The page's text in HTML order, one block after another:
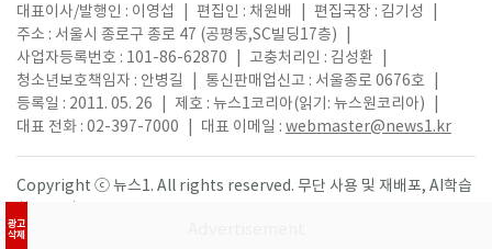
광고
삭제
대표이사/발행인 : 이영섭 편집인 : 채원배 편집국장 : 김기성
주소 : 서울시 종로구 종로 47 (공평동,SC빌딩17층)
사업자등록번호 : 101-86-62870
고충처리인 : 김성환
청소년보호책임자 : 안병길
통신판매업신고 : 서울종로 0676호
등록일 : 2011. 05. 26
제호 : 뉴스1코리아(읽기: 뉴스원코리아)
대표 전화 : 02-397-7000
대표 이메일 : webmaster@news1.kr
Copyright ⓒ 뉴스1. All rights reserved. 무단 사용 및 재배포, AI학습